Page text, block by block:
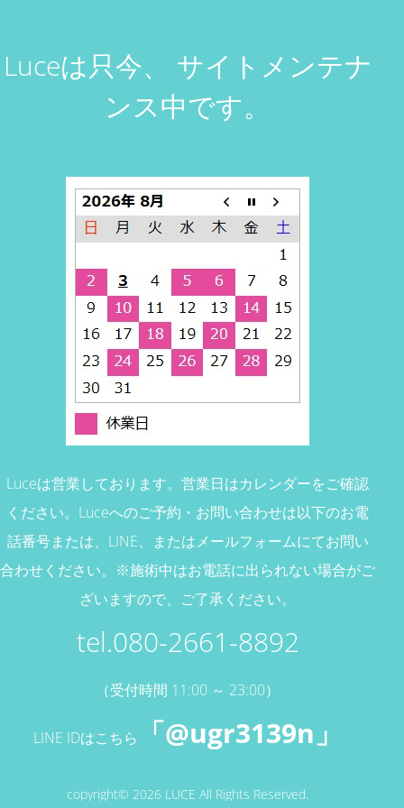
Luceは只今、
サイトメンテナ
ンス中です。
Luceは営業しております。営業日はカレンダーをご確認
ください。 Luceへのご予約・お問い合わせは以下のお電
話番号または、 LINE、またはメールフォームにてお問い
合わせください。 ※施術中はお電話に出られない場合がご
ざいますので、ご了承ください。
tel.080-2661-8892
（受付時間 11:00 ～ 23:00）
LINE IDはこちら 「@ugr3139n」
copyright© 2026 LUCE All Rights Reserved.